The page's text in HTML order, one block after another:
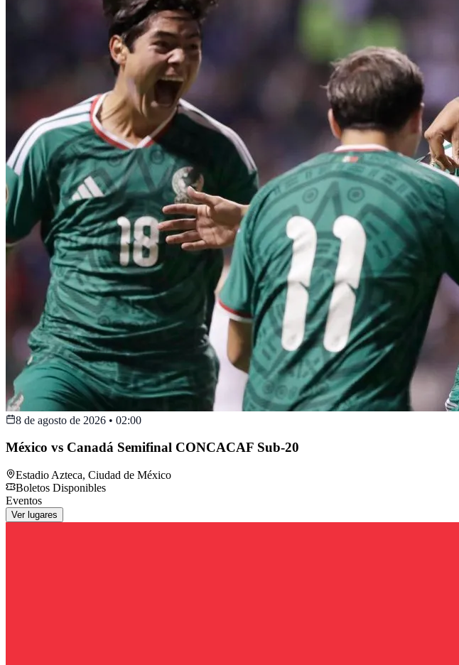
8 de agosto de 2026 • 02:00
México vs Canadá Semifinal CONCACAF Sub-20
Estadio Azteca, Ciudad de México
Boletos Disponibles
Eventos
Ver lugares